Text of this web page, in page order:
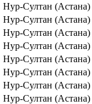
Нур-Султан (Астана)
Нур-Султан (Астана)
Нур-Султан (Астана)
Нур-Султан (Астана)
Нур-Султан (Астана)
Нур-Султан (Астана)
Нур-Султан (Астана)
Нур-Султан (Астана)